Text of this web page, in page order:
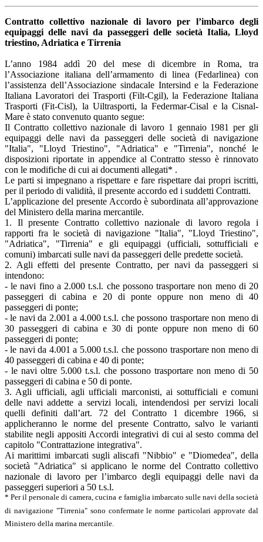
Contratto collettivo nazionale di lavoro per l’imbarco degli
equipaggi delle navi da passeggeri delle società Italia, Lloyd
triestino, Adriatica e Tirrenia
L’anno 1984 addì 20 del mese di dicembre in Roma, tra
l’Associazione italiana dell’armamento di linea (Fedarlinea) con
l’assistenza dell’Associazione sindacale Intersind e la Federazione
Italiana Lavoratori dei Trasporti (Filt-Cgil), la Federazione Italiana
Trasporti (Fit-Cisl), la Uiltrasporti, la Federmar-Cisal e la Cisnal-
Mare è stato convenuto quanto segue:
Il Contratto collettivo nazionale di lavoro 1 gennaio 1981 per gli
equipaggi delle navi da passeggeri delle società di navigazione
"Italia", "Lloyd Triestino", "Adriatica" e "Tirrenia", nonché le
disposizioni riportate in appendice al Contratto stesso è rinnovato
con le modifiche di cui ai documenti allegati* .
Le parti si impegnano a rispettare e fare rispettare dai propri iscritti,
per il periodo di validità, il presente accordo ed i suddetti Contratti.
L’applicazione del presente Accordo è subordinata all’approvazione
del Ministero della marina mercantile.
1 . Il presente Contratto collettivo nazionale di lavoro regola i
rapporti fra le società di navigazione "Italia", "Lloyd Triestino",
"Adriatica", "Tirrenia" e gli equipaggi (ufficiali, sottufficiali e
comuni) imbarcati sulle navi da passeggeri delle predette società.
2. Agli effetti del presente Contratto, per navi da passeggeri si
intendono:
- le navi fino a 2.000 t.s.l. che possono trasportare non meno di 20
passeggeri di cabina e 20 di ponte oppure non meno di 40
passeggeri di ponte;
- le navi da 2.001 a 4.000 t.s.l. che possono trasportare non meno di
30 passeggeri di cabina e 30 di ponte oppure non meno di 60
passeggeri di ponte;
- le navi da 4.001 a 5.000 t.s.l. che possono trasportare non meno di
40 passeggeri di cabina e 40 di ponte;
- le navi oltre 5.000 t.s.l. che possono trasportare non meno di 50
passeggeri di cabina e 50 di ponte.
3. Agli ufficiali, agli ufficiali marconisti, ai sottufficiali e comuni
delle navi addette a servizi locali, intendendosi per servizi locali
quelli definiti dall’art. 72 del Contratto 1 dicembre 1966, si
applicheranno le norme del presente Contratto, salvo le varianti
stabilite negli appositi Accordi integrativi di cui al sesto comma del
capitolo "Contrattazione integrativa".
Ai marittimi imbarcati sugli aliscafi "Nibbio" e "Diomedea", della
società "Adriatica" si applicano le norme del Contratto collettivo
nazionale di lavoro per l’imbarco degli equipaggi delle navi da
passeggeri superiori a 50 t.s.l.
* Per il personale di camera, cucina e famiglia imbarcato sulle navi della società
di navigazione "Tirrenia" sono confermate le norme particolari approvate dal
Ministero della marina mercantile.